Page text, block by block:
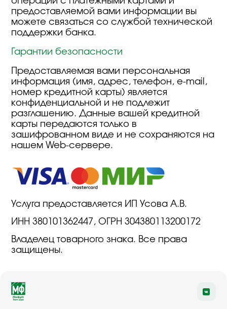
предоставляемой вами информации вы
можете связаться со службой технической
поддержки банка.
Гарантии безопасности
Предоставляемая вами персональная
информация (имя, адрес, телефон, e-mail,
номер кредитной карты) является
конфиденциальной и не подлежит
разглашению. Данные вашей кредитной
карты передаются только в
зашифрованном виде и не сохраняются на
нашем Web-сервере.
Услуга предоставляется ИП Усова А.В.
ИНН 380101362447, ОГРН 304380113200172
Владелец товарного знака. Все права
защищены.